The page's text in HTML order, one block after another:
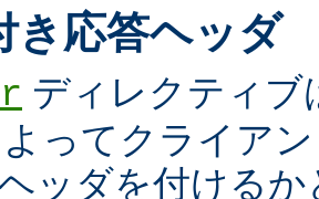
き応答ヘッダ
ディレクティブ
ってクライア
ッダを付ける